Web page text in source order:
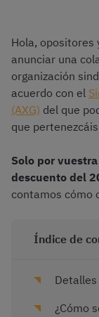
Hola, opositores
anunciar una
organización
acuerdo con el
(AXG) del que
que
Solo por
descuento del
contamos cómo
Índice de
Detalles
¿Cómo